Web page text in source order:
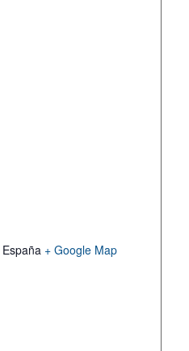
España + Google Map